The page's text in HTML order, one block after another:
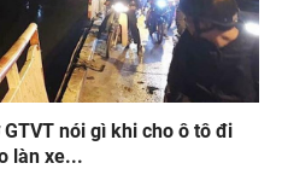
GTVT nói gì khi cho ô tô đi
làn xe...